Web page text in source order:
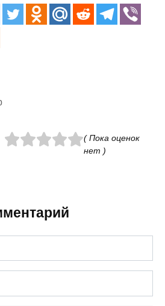
( Пока оценок
нет )